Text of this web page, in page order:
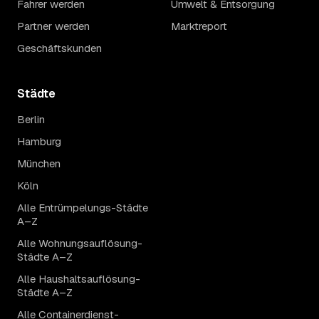
Fahrer werden
Partner werden
Geschäftskunden
Umwelt & Entsorgung
Marktreport
Städte
Berlin
Hamburg
München
Köln
Alle Entrümpelungs-Städte
A–Z
Alle Wohnungsauflösung-
Städte A–Z
Alle Haushaltsauflösung-
Städte A–Z
Alle Containerdienst-